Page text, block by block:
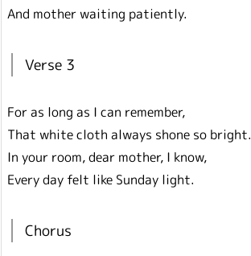
And mother waiting patiently.
Verse 3
For as long as I can remember,
That white cloth always shone so bright.
In your room, dear mother, I know,
Every day felt like Sunday light.
Chorus